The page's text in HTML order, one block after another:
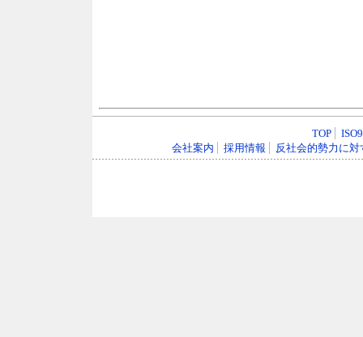
TOP
会社案内
採用情報 反社会的勢力に